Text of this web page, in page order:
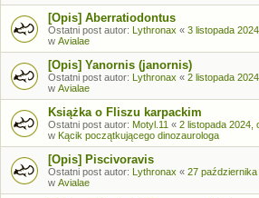
[Opis] Aberratiodontus
Ostatni post autor: Lythronax « 3 listopada
w Avialae
[Opis] Yanornis (janornis)
Ostatni post autor: Lythronax « 2 listopada
w Avialae
Książka o Fliszu karpackim
Ostatni post autor: Motyl.11 « 2 listopada 2024,
w Kącik początkującego dinozaurologa
[Opis] Piscivoravis
Ostatni post autor: Lythronax « 27
w Avialae